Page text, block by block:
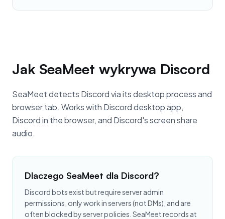
Jak SeaMeet wykrywa Discord
SeaMeet detects Discord via its desktop process and
browser tab. Works with Discord desktop app,
Discord in the browser, and Discord's screen share
audio.
Dlaczego SeaMeet dla Discord?
Discord bots exist but require server admin
permissions, only work in servers (not DMs), and are
often blocked by server policies. SeaMeet records at